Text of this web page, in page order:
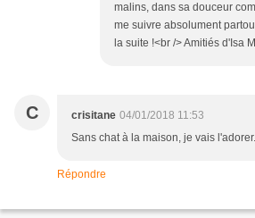
malins, dans sa douceur
me suivre absolument
la suite !<br /> Amitiés d'Isa
C crisitane 04/01/2018 11:53
Sans chat à la maison, je vais
Répondre